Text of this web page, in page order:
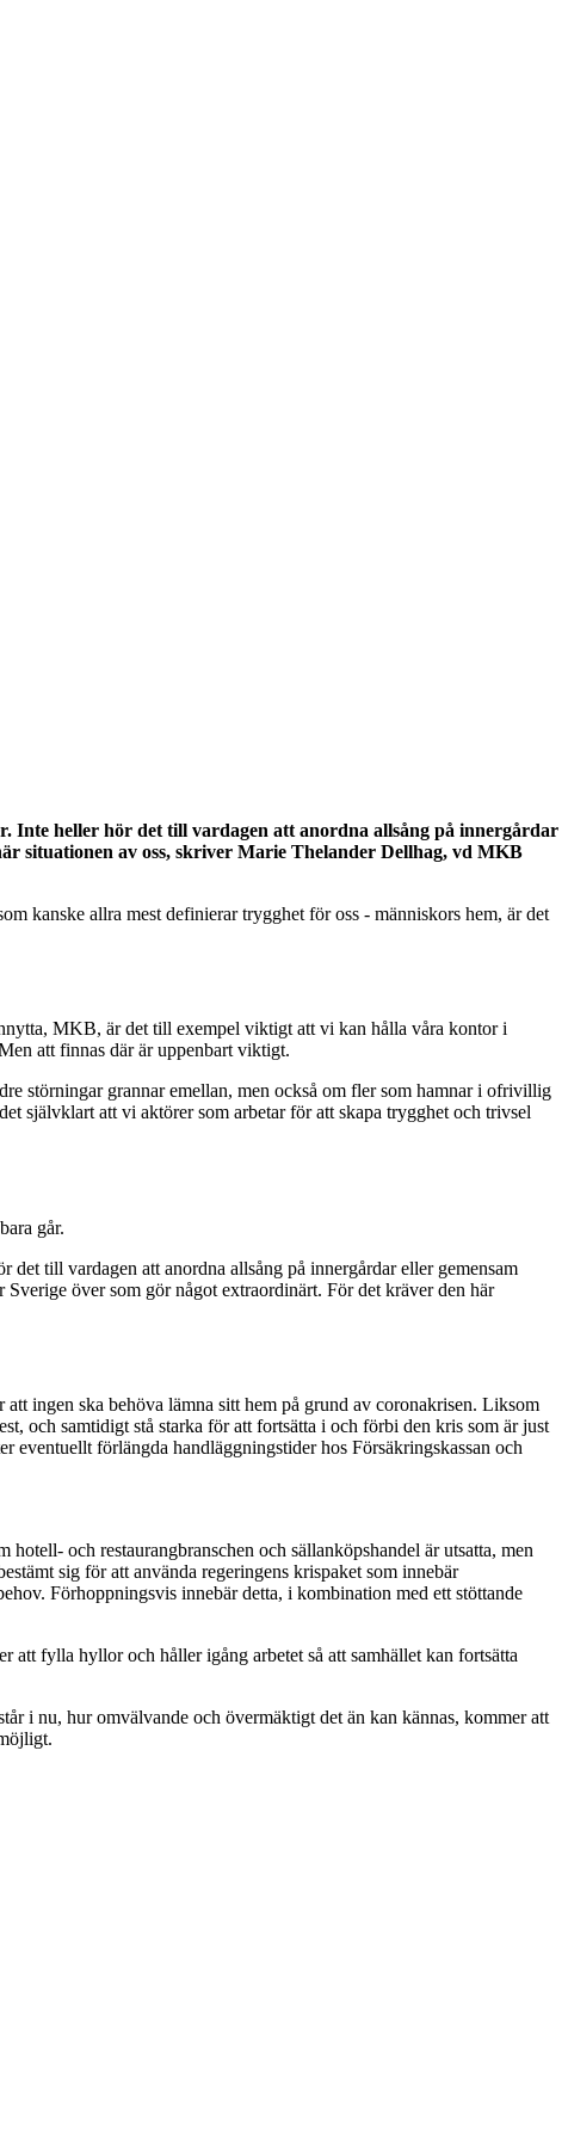
Inte heller hör det till vardagen att anordna allsång på innergårdar
situationen av oss, skriver Marie Thelander Dellhag, vd MKB
kanske allra mest definierar trygghet för oss - människors hem, är det
MKB, är det till exempel viktigt att vi kan hålla våra kontor i
att finnas där är uppenbart viktigt.
störningar grannar emellan, men också om fler som hamnar i ofrivillig
självklart att vi aktörer som arbetar för att skapa trygghet och trivsel
går.
till vardagen att anordna allsång på innergårdar eller gemensam
över som gör något extraordinärt. För det kräver den här
ingen ska behöva lämna sitt hem på grund av coronakrisen. Liksom
och samtidigt stå starka för att fortsätta i och förbi den kris som är just
eventuellt förlängda handläggningstider hos Försäkringskassan och
och restaurangbranschen och sällanköpshandel är utsatta, men
sig för att använda regeringens krispaket som innebär
Förhoppningsvis innebär detta, i kombination med ett stöttande
att fylla hyllor och håller igång arbetet så att samhället kan fortsätta
i nu, hur omvälvande och övermäktigt det än kan kännas, kommer att